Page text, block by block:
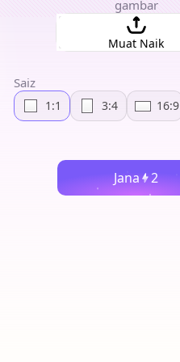
gambar
Muat Naik
Saiz
1:1 3:4 16:9
Jana 2